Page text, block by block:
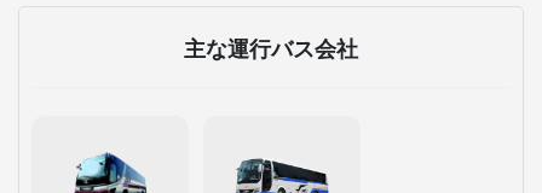
主な運行バス会社